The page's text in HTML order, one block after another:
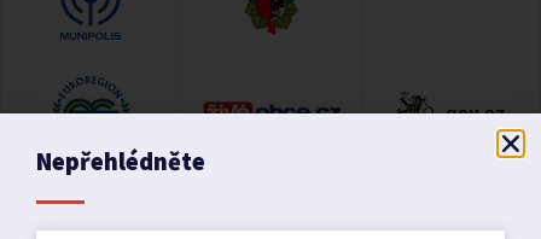
Nepřehlédněte